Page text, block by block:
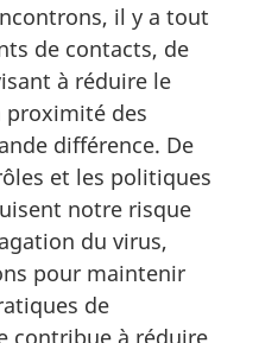
il y a tout
de contacts, de
à réduire le
proximité des
différence. De
et les politiques
notre risque
du virus,
pour maintenir
de
contribue à réduire